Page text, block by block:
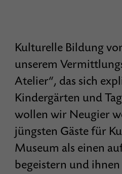
Kulturelle Bildung
unserem
Atelier“, das sich
Kindergärten und
wollen wir Neugier
jüngsten Gäste für
Museum als einen
begeistern und